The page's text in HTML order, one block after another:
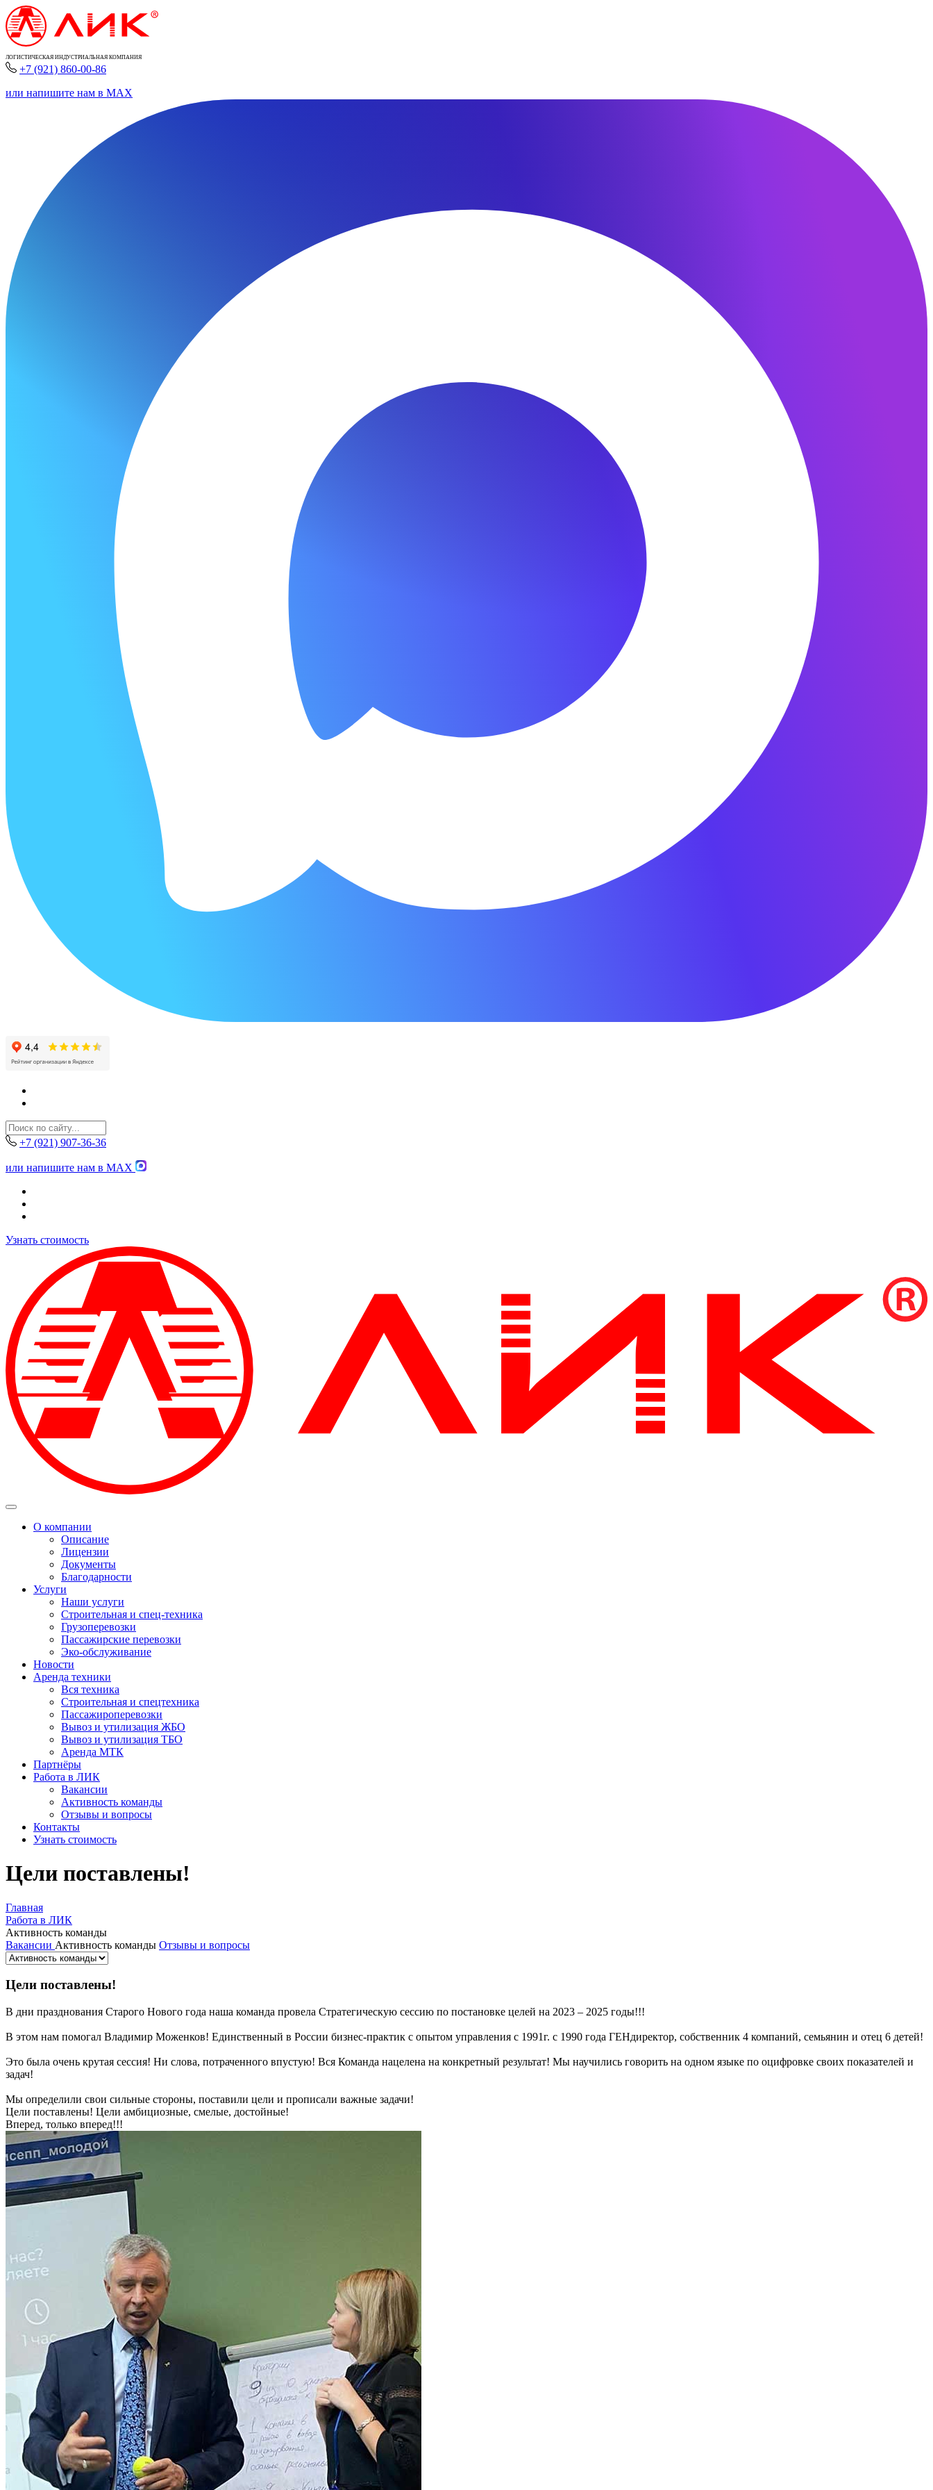
ЛОГИСТИЧЕСКАЯ ИНДУСТРИАЛЬНАЯ КОМПАНИЯ
+7 (921) 860-00-86
или напишите нам в MAX
+7 (921) 907-36-36
или напишите нам в MAX
Узнать стоимость
О компании
Описание
Лицензии
Документы
Благодарности
Услуги
Наши услуги
Строительная и спец-техника
Грузоперевозки
Пассажирские перевозки
Эко-обслуживание
Новости
Аренда техники
Вся техника
Строительная и спецтехника
Пассажироперевозки
Вывоз и утилизация ЖБО
Вывоз и утилизация ТБО
Аренда МТК
Партнёры
Работа в ЛИК
Вакансии
Активность команды
Отзывы и вопросы
Контакты
Узнать стоимость
Цели поставлены!
Главная
Работа в ЛИК
Активность команды
Вакансии Активность команды Отзывы и вопросы
Цели поставлены!
В дни празднования Старого Нового года наша команда провела Стратегическую сессию по постановке целей на 2023 – 2025 годы!!!
В этом нам помогал Владимир Моженков! Единственный в России бизнес-практик с опытом управления с 1991г. с 1990 года ГЕНдиректор, собственник 4 компаний, семьянин и отец 6 детей!
Это была очень крутая сессия! Ни слова, потраченного впустую! Вся Команда нацелена на конкретный результат! Мы научились говорить на одном языке по оцифровке своих показателей и
задач!
Мы определили свои сильные стороны, поставили цели и прописали важные задачи!
Цели поставлены! Цели амбициозные, смелые, достойные!
Вперед, только вперед!!!